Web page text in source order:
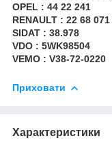
OPEL : 44 22 241
RENAULT : 22 68
SIDAT : 38.978
VDO : 5WK98504
VEMO : V38-72-0220
Приховати
Характеристики